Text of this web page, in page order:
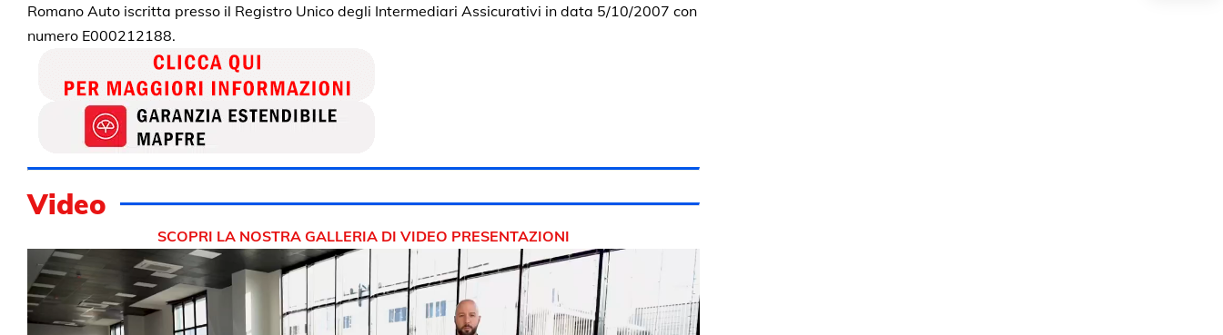
Romano Auto iscritta presso il Registro Unico degli Intermediari Assicurativi in data 5/10/2007 con
numero E000212188.
Video
SCOPRI LA NOSTRA GALLERIA DI VIDEO PRESENTAZIONI